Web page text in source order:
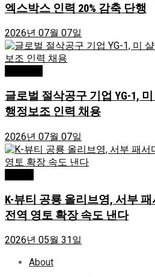
엑스박스 인력 20% 감축 단행
2026년 07월 07일
글로벌 절삭공구 기업 YG-1,
행정보조 인력 채용
2026년 07월 07일
K-뷰티 공룡 올리브영, 서부
전역 영토 확장 속도 낸다
2026년 05월 31일
About